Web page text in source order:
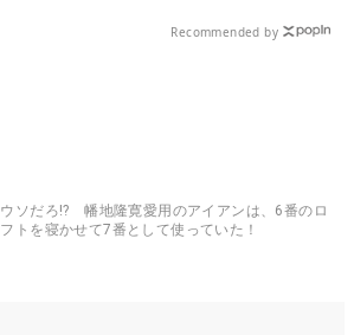
Recommended by
ウソだろ!? 幡地隆寛愛用のアイアンは、6番のロ
フトを寝かせて7番として使っていた！